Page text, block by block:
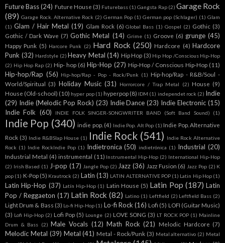
Future Bass (24) Future House (3) Futurebass (1) Gangsta Rap (2) Garage Rock
(89) Garage Rock. Alternative Rock (2) German Pop (1) German pop (Schlager) (1) Glam
(1) Glam / Hair Metal (19) Glam Rock (6) Global Bass (1) Gospel (2) Gothic (3)
Gothic / Dark Wave (7) Gothic Metal (14) Grime (1) Groove (6) grunge (45)
Happy Punk (5) Harcore Punk (2) Hard Rock (250) Hardcore (4) Hardcore
Punk (32) Hardstyle (2) Heavy Metal (14) Hip Hop (3) Hip Hop /Conscious Hip-Hop
(2) Hip Hop Rap (2) Hip- hop (6) Hip-Hop (27) Hip-Hop / Conscious Hip-Hop (11)
Hip-hop/Rap (56) Hip-hop/Rap - Pop - Rock/Punk (1) Hip-hop/Rap - R&B/Soul -
World/Spiritual (3) Holiday Music (31) Horrorcore / Trap Metal (2) House (9)
House (Old-school) (10) hyper pop (1) hyperpop (8) IDM (1) independet rock (2) Indie
(29) Indie (Melodic Pop Rock) (23) Indie Dance (23) Indie Electronic (15)
Indie Folk (60) INDIE FOLK SINGER-SONGWRITER BAND (Soft Band Sound) (1)
Indie Pop (340) indie pop. (4) Indie Pop. Alt Pop (1) Indie Pop. Alternative
Rock (3) Indie R&BSlap House (1) Indie Rock (541) Indie Rock Alternative
Rock (1) Indie RockIndie Pop (1) Indietronica (50) indietrónica (1) Industrial (20)
Industrial Metal (4) instrumental (11) Instrumental Hip-Hop (2) International Hip-Hop
(2) Irish Based (1) J-pop (17) Jangle Pop (2) Jazz (36) Jazz Fusion (6) Jazz Pop (2) K
pop (1) K-Pop (5) Krautrock (2) Latin (13) LATIN ALTERNATIVE POP (1) Latin Hip Hop (1)
Latin Hip-Hop (37) Latín Hip-Hop (1) Latin House (5) Latin Pop (187) Latin
Pop / Reggaeton (17) Latin Rock (82) Latino (1) Leftfield (2) Leftfield Bass (2)
Light Drum & Bass (3) Lo-fi Hip-Hop (1) Lo-fi Rock (16) Lofi (5) LOFI (Guitar Music)
(3) Lofi Hip-Hop (2) Lofi Pop (5) Lounge (2) LOVE SONG (3) LT ROCK POP (1) Mainline
Drum & Bass (2) Male Vocals (12) Math Rock (21) Melodic Hardcore (7)
Melodic Metal (39) Metal (41) Metal - Rock/Punk (3) Metal alternativo (2) Metal